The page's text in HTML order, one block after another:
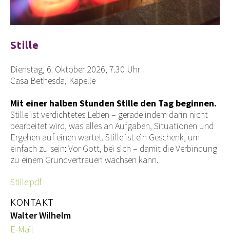
Stille
Dienstag, 6. Oktober 2026, 7.30 Uhr
Casa Bethesda, Kapelle
Mit einer halben Stunden Stille den Tag beginnen.
Stille ist verdichtetes Leben – gerade indem darin nicht
bearbeitet wird, was alles an Aufgaben, Situationen und
Ergehen auf einen wartet. Stille ist ein Geschenk, um
einfach zu sein: Vor Gott, bei sich – damit die Verbindung
zu einem Grundvertrauen wachsen kann.
Stille.pdf
KONTAKT
Walter Wilhelm
E-Mail